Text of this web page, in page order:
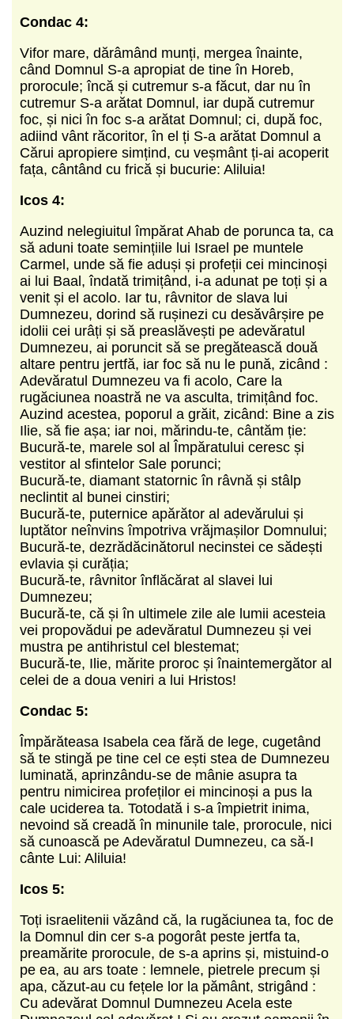
Condac 4:
Vifor mare, dărâmând munți, mergea înainte,
când Domnul S-a apropiat de tine în Horeb,
prorocule; încă și cutremur s-a făcut, dar nu în
cutremur S-a arătat Domnul, iar după cutremur
foc, și nici în foc s-a arătat Domnul; ci, după foc,
adiind vânt răcoritor, în el ți S-a arătat Domnul a
Cărui apropiere simțind, cu veșmânt ți-ai acoperit
fața, cântând cu frică și bucurie: Aliluia!
Icos 4:
Auzind nelegiuitul împărat Ahab de porunca ta, ca
să aduni toate semințiile lui Israel pe muntele
Carmel, unde să fie aduși și profeții cei mincinoși
ai lui Baal, îndată trimițând, i-a adunat pe toți și a
venit și el acolo. Iar tu, râvnitor de slava lui
Dumnezeu, dorind să rușinezi cu desăvârșire pe
idolii cei urâți și să preaslăvești pe adevăratul
Dumnezeu, ai poruncit să se pregătească două
altare pentru jertfă, iar foc să nu le pună, zicând :
Adevăratul Dumnezeu va fi acolo, Care la
rugăciunea noastră ne va asculta, trimițând foc.
Auzind acestea, poporul a grăit, zicând: Bine a zis
Ilie, să fie așa; iar noi, mărindu-te, cântăm ție:
Bucură-te, marele sol al Împăratului ceresc și
vestitor al sfintelor Sale porunci;
Bucură-te, diamant statornic în râvnă și stâlp
neclintit al bunei cinstiri;
Bucură-te, puternice apărător al adevărului și
luptător neînvins împotriva vrăjmașilor Domnului;
Bucură-te, dezrădăcinătorul necinstei ce sădești
evlavia și curăția;
Bucură-te, râvnitor înflăcărat al slavei lui
Dumnezeu;
Bucură-te, că și în ultimele zile ale lumii acesteia
vei propovădui pe adevăratul Dumnezeu și vei
mustra pe antihristul cel blestemat;
Bucură-te, Ilie, mărite proroc și înaintemergător al
celei de a doua veniri a lui Hristos!
Condac 5:
Împărăteasa Isabela cea fără de lege, cugetând
să te stingă pe tine cel ce ești stea de Dumnezeu
luminată, aprinzându-se de mânie asupra ta
pentru nimicirea profeților ei mincinoși a pus la
cale uciderea ta. Totodată i s-a împietrit inima,
nevoind să creadă în minunile tale, prorocule, nici
să cunoască pe Adevăratul Dumnezeu, ca să-I
cânte Lui: Aliluia!
Icos 5:
Toți israelitenii văzând că, la rugăciunea ta, foc de
la Domnul din cer s-a pogorât peste jertfa ta,
preamărite prorocule, de s-a aprins și, mistuind-o
pe ea, au ars toate : lemnele, pietrele precum și
apa, căzut-au cu fețele lor la pământ, strigând :
Cu adevărat Domnul Dumnezeu Acela este